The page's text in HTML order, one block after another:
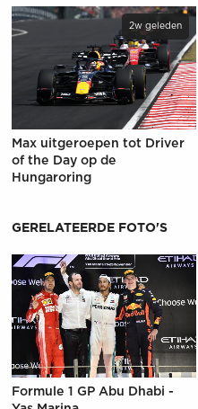
2w geleden
Max uitgeroepen tot Driver
of the Day op de
Hungaroring
GERELATEERDE FOTO'S
Formule 1 GP Abu Dhabi -